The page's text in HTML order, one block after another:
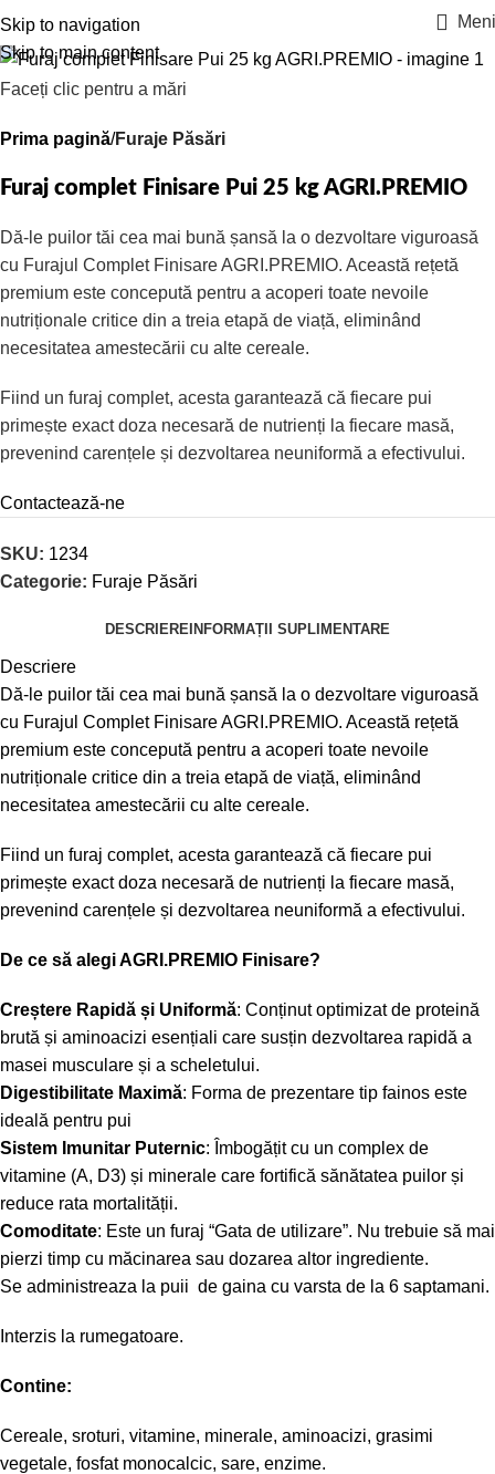
Skip to navigation
Skip to main content
Faceți clic pentru a mări
Prima pagină Furaje Păsări
Furaj complet Finisare Pui 25 kg AGRI.PREMIO
Dă-le puilor tăi cea mai bună șansă la o dezvoltare viguroasă
cu Furajul Complet Finisare AGRI.PREMIO. Această rețetă
premium este concepută pentru a acoperi toate nevoile
nutriționale critice din a treia etapă de viață, eliminând
necesitatea amestecării cu alte cereale.
Fiind un furaj complet, acesta garantează că fiecare pui
primește exact doza necesară de nutrienți la fiecare masă,
prevenind carențele și dezvoltarea neuniformă a efectivului.
Contactează-ne
SKU: 1234
Categorie: Furaje Păsări
DESCRIERE INFORMAȚII SUPLIMENTARE
Descriere
Dă-le puilor tăi cea mai bună șansă la o dezvoltare viguroasă
cu Furajul Complet Finisare AGRI.PREMIO. Această rețetă
premium este concepută pentru a acoperi toate nevoile
nutriționale critice din a treia etapă de viață, eliminând
necesitatea amestecării cu alte cereale.
Fiind un furaj complet, acesta garantează că fiecare pui
primește exact doza necesară de nutrienți la fiecare masă,
prevenind carențele și dezvoltarea neuniformă a efectivului.
De ce să alegi AGRI.PREMIO Finisare?
Creștere Rapidă și Uniformă: Conținut optimizat de proteină
brută și aminoacizi esențiali care susțin dezvoltarea rapidă a
masei musculare și a scheletului.
Digestibilitate Maximă: Forma de prezentare tip fainos este
ideală pentru pui
Sistem Imunitar Puternic: Îmbogățit cu un complex de
vitamine (A, D3) și minerale care fortifică sănătatea puilor și
reduce rata mortalității.
Comoditate: Este un furaj “Gata de utilizare”. Nu trebuie să mai
pierzi timp cu măcinarea sau dozarea altor ingrediente.
Se administreaza la puii de gaina cu varsta de la 6 saptamani.
Interzis la rumegatoare.
Contine:
Cereale, sroturi, vitamine, minerale, aminoacizi, grasimi
vegetale, fosfat monocalcic, sare, enzime.